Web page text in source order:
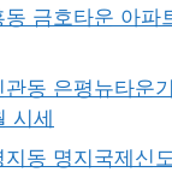
금호타운 아파
동 은평뉴타운
시세
동 명지국제신